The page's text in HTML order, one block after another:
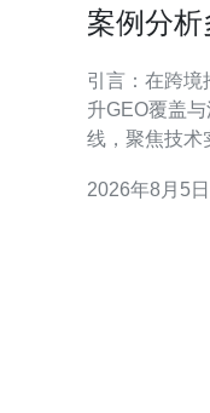
案例分
引言：在跨境
升GEO覆盖
线，聚焦技术
持跨境推广 香港VPS具备接近大陆与东南亚的网络邻
2026年8月5日